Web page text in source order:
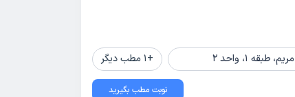
1، واحد 2 +
1 مطب دیگر
نوبت مطب بگیرید